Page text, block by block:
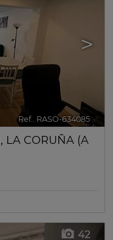
>
Ref.. RASO-634085 🔗
, LA CORUÑA (A
42